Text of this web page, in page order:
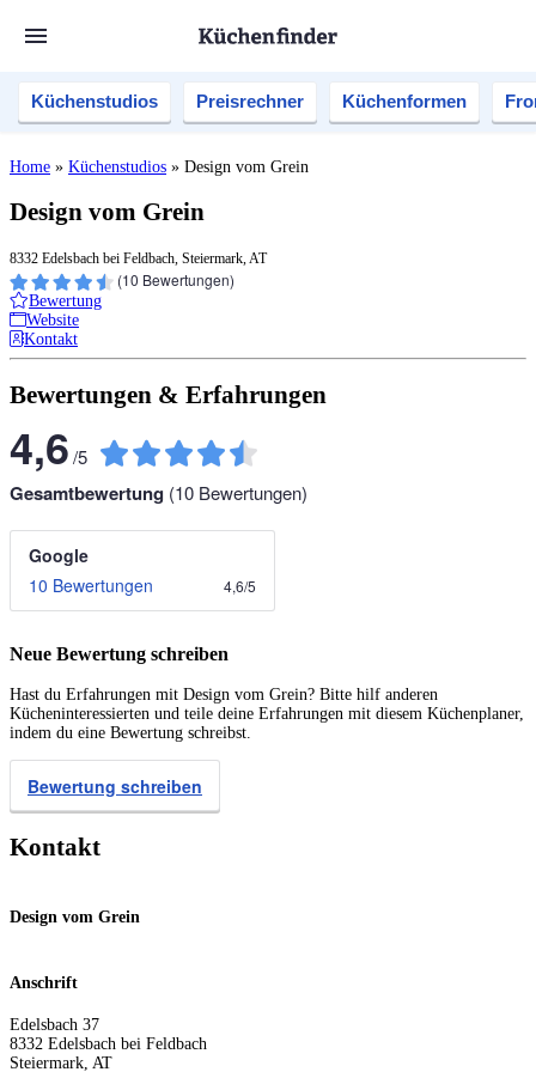
Küchenstudios Preisrechner Küchenformen
Home » Küchenstudios » Design vom Grein
Design vom Grein
8332 Edelsbach bei Feldbach, Steiermark, AT
(10 Bewertungen)
Bewertung
Website
Kontakt
Bewertungen & Erfahrungen
4,6/5
Gesamtbewertung (10 Bewertungen)
Google
10 Bewertungen
4,6/5
Neue Bewertung schreiben
Hast du Erfahrungen mit Design vom Grein? Bitte hilf anderen
Kücheninteressierten und teile deine Erfahrungen mit diesem Küchenplaner,
indem du eine Bewertung schreibst.
Bewertung schreiben
Kontakt
Design vom Grein
Anschrift
Edelsbach 37
8332 Edelsbach bei Feldbach
Steiermark AT